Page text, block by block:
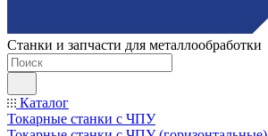
Станки и запчасти для металлообработки
Каталог
Токарные станки с ЧПУ